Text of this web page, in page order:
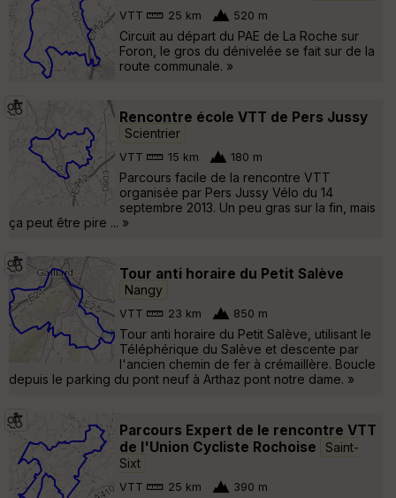
VTT 25 km 520 m
Circuit au départ du PAE de La Roche sur
Foron, le gros du dénivelée se fait sur de la
route communale. »
Rencontre école VTT de Pers Jussy
Scientrier
VTT 15 km 180 m
Parcours facile de la rencontre VTT
organisée par Pers Jussy Vélo du 14
septembre 2013. Un peu gras sur la fin, mais
ça peut être pire ... »
Tour anti horaire du Petit Salève
Nangy
VTT 23 km 850 m
Tour anti horaire du Petit Salève, utilisant le
Téléphérique du Salève et descente par
l'ancien chemin de fer à crémaillère. Boucle
depuis le parking du pont neuf à Arthaz pont notre dame. »
Parcours Expert de le rencontre VTT
de l'Union Cycliste Rochoise
Saint-
Sixt
VTT 25 km 390 m